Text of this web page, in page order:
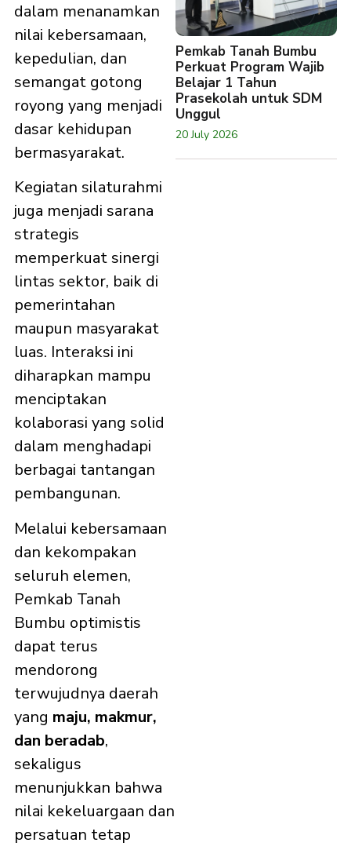
dalam menanamkan
nilai kebersamaan,
kepedulian, dan
semangat gotong
royong yang menjadi
dasar kehidupan
bermasyarakat.
Kegiatan silaturahmi
juga menjadi sarana
strategis
memperkuat sinergi
lintas sektor, baik di
pemerintahan
maupun masyarakat
luas. Interaksi ini
diharapkan mampu
menciptakan
kolaborasi yang solid
dalam menghadapi
berbagai tantangan
pembangunan.
Melalui kebersamaan
dan kekompakan
seluruh elemen,
Pemkab Tanah
Bumbu optimistis
dapat terus
mendorong
terwujudnya daerah
yang maju, makmur,
dan beradab,
sekaligus
menunjukkan bahwa
nilai kekeluargaan dan
persatuan tetap
Pemkab Tanah Bumbu
Perkuat Program Wajib
Belajar 1 Tahun
Prasekolah untuk SDM
Unggul
20 July 2026